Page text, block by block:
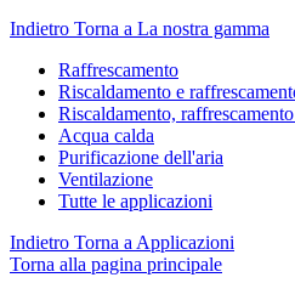
Indietro Torna a La nostra gamma
Raffrescamento
Riscaldamento e
Riscaldamento,
Acqua calda
Purificazione dell'aria
Ventilazione
Tutte le applicazioni
Indietro Torna a Applicazioni
Torna alla pagina principale